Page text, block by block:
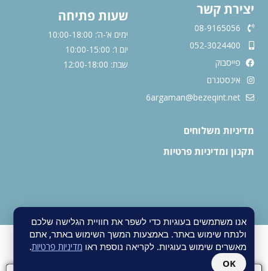
יצירת קשר
08-9165056
052-3024400
פייסבוק
אינסטגרם
6argaman@bezeqint.net
שעות פתיחה
ימים א’-ה’: 10:00-18:00
יום ו’: 10:00-15:00
שבת: 12:00-18:00
מדיניות משלוחים
תקנון ומדיניות פרטיות
אנו משתמשים בעוגיות כדי לשפר את חוויית הגלישה שלכם
ולנתח שימוש באתר. באמצעות המשך השימוש באתר, אתם
מאשרים שימוש בעוגיות. לקריאה נוספת ראו מדיניות פרטיות.
OK